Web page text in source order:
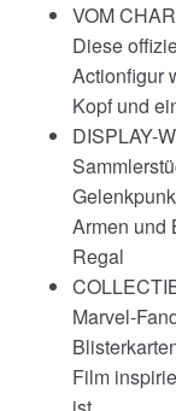
VOM
Diese
Actionfigur
Kopf und
DISPLAY-
Armen und
Regal
Marvel-
Film